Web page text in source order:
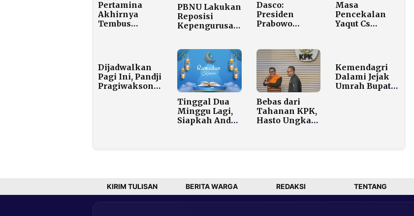
Pertamina
Akhirnya
Tembus
Perjalanan
Medan Berat
PBNU Lakukan
Reposisi
Kepengurusan,
sebagai Katib
Aam
Dasco:
Presiden
Prabowo
DPR Fokus
Pemulihan
Pascabencana
Masa
Pencekalan
Yaqut Cs
Dijadwalkan
Pagi Ini, Pandji
Pragiwaksono
Tinggal Dua
Minggu Lagi,
Siapkah Anda
Bebas dari
Tahanan KPK,
Hasto Ungkap
Kemendagri
Dalami Jejak
Umrah Bupati
KIRIM TULISAN BERITA WARGA REDAKSI TENTANG